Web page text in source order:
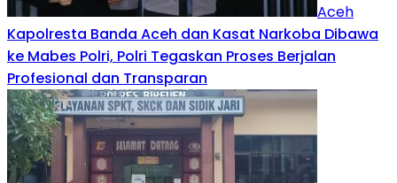
Aceh
Kapolresta Banda Aceh dan Kasat Narkoba Dibawa
ke Mabes Polri, Polri Tegaskan Proses Berjalan
Profesional dan Transparan